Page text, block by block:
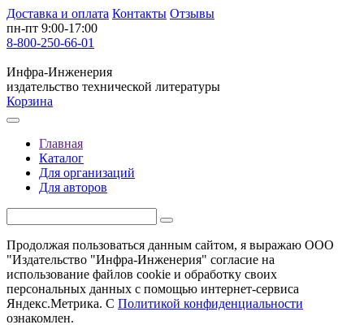
Доставка и оплата Контакты Отзывы
пн-пт 9:00-17:00
8-800-250-66-01
Инфра-Инженерия
издательство технической литературы
Корзина
Главная
Каталог
Для организаций
Для авторов
Продолжая пользоваться данным сайтом, я выражаю ООО
"Издательство "Инфра-Инженерия" согласие на
использование файлов cookie и обработку своих
персональных данных с помощью интернет-сервиса
Яндекс.Метрика. С Политикой конфиденциальности
ознакомлен.